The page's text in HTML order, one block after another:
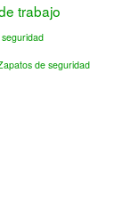
trabajo
de seguridad